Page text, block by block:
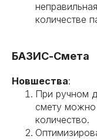
количестве
БАЗИС-Смета
Новшества:
При ручном
смету можно
количество.